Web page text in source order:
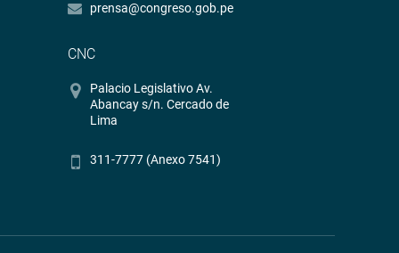
prensa@congreso.gob.pe
CNC
Palacio Legislativo Av.
Abancay s/n. Cercado de
Lima
311-7777 (Anexo 7541)